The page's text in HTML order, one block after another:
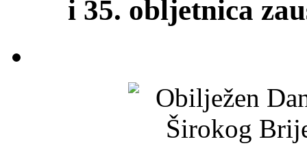
i 35. obljetnica